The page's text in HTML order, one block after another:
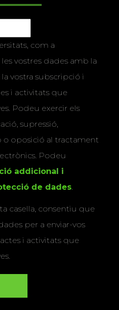
com a
vostres dades amb la
vostra subscripció i
i activitats que
Podeu exercir els
supressió,
oposició al tractament
Podeu
addicional i
de dades.
casella, consentiu que
per a enviar-vos
i activitats que